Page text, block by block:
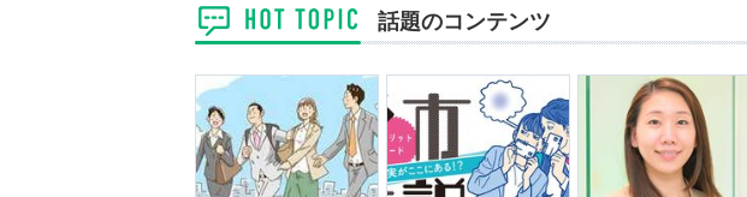
話題のコンテンツ